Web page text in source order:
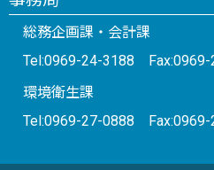
総務企画課・会計課
Tel:0969-24-3188 Fax:0969-
環境衛生課
Tel:0969-27-0888 Fax:0969-